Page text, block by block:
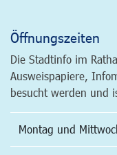
Öffnungszeiten
Die Stadtinfo im
Ausweispapiere,
besucht werden und
Montag und